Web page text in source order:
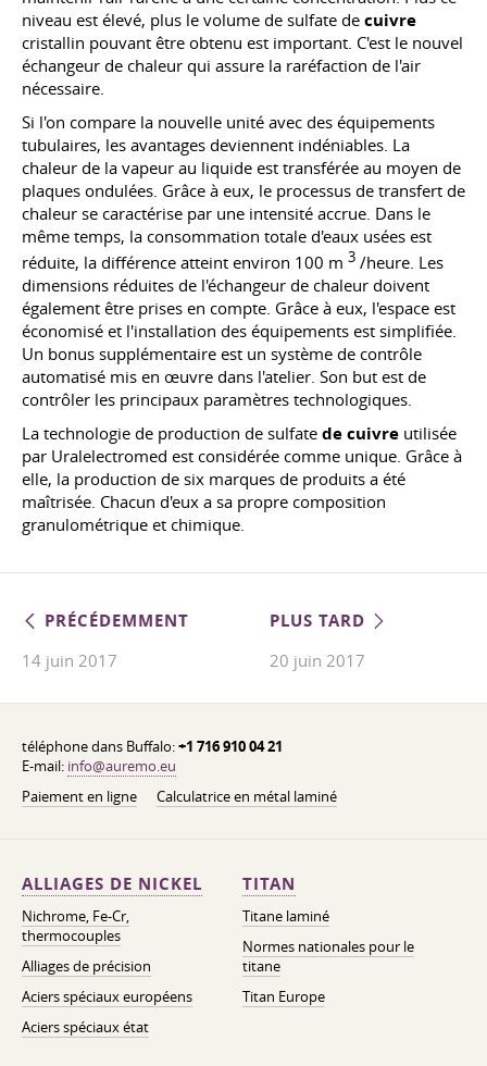
niveau est élevé, plus le volume de sulfate de cuivre
cristallin pouvant être obtenu est important. C'est le nouvel
échangeur de chaleur qui assure la raréfaction de l'air
nécessaire.
Si l'on compare la nouvelle unité avec des équipements
tubulaires, les avantages deviennent indéniables. La
chaleur de la vapeur au liquide est transférée au moyen de
plaques ondulées. Grâce à eux, le processus de transfert de
chaleur se caractérise par une intensité accrue. Dans le
même temps, la consommation totale d'eaux usées est
réduite, la différence atteint environ 100 m 3 /heure. Les
dimensions réduites de l'échangeur de chaleur doivent
également être prises en compte. Grâce à eux, l'espace est
économisé et l'installation des équipements est simplifiée.
Un bonus supplémentaire est un système de contrôle
automatisé mis en œuvre dans l'atelier. Son but est de
contrôler les principaux paramètres technologiques.
La technologie de production de sulfate de cuivre utilisée
par Uralelectromed est considérée comme unique. Grâce à
elle, la production de six marques de produits a été
maîtrisée. Chacun d'eux a sa propre composition
granulométrique et chimique.
PRÉCÉDEMMENT
14 juin 2017
PLUS TARD
20 juin 2017
téléphone dans Buffalo:+1 716 910 04 21
E-mail: info@auremo.eu
Paiement en ligne
Calculatrice en métal laminé
ALLIAGES DE NICKEL
Nichrome, Fe-Cr,
thermocouples
Alliages de précision
Aciers spéciaux européens
Aciers spéciaux état
TITAN
Titane laminé
Normes nationales pour le
titane
Titan Europe